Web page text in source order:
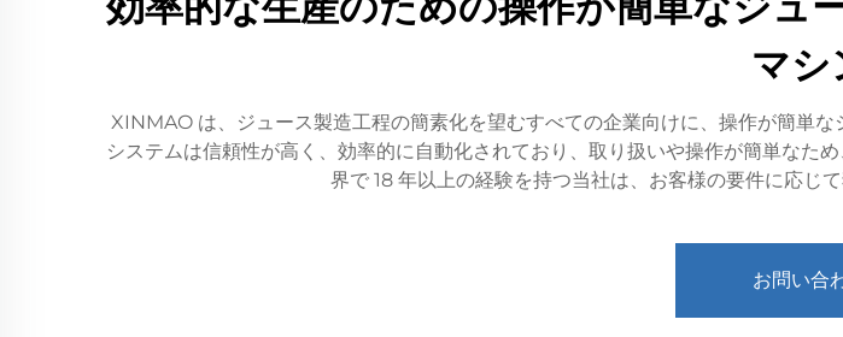
マシ
XINMAO は、ジュース製造工程の簡素化を望むすべての企業向けに、操作が簡単
システムは信頼性が高く、効率的に自動化されており、取り扱いや操作が簡単なた
界で 18 年以上の経験を持つ当社は、お客様の要件に応じ
お問い合